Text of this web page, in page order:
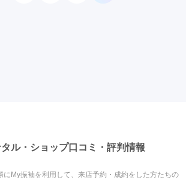
ル・ショップ口コミ・評判情報
My振袖を利用して、来店予約・成約をした方たちの